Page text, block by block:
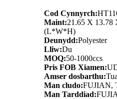
Cod Cynnyrch:
Maint:21.65 X 13.78
(L*W*H)
Deunydd:Polyester
Lliw:Du
MOQ:50-1000ccs
Pris FOB Xiamen:
Amser dosbarthu:
Man cludo:FUJIAN,
Man Tarddiad: